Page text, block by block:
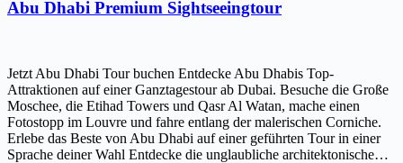
Abu Dhabi Premium Sightseeingtour
Jetzt Abu Dhabi Tour buchen Entdecke Abu Dhabis Top-
Attraktionen auf einer Ganztagestour ab Dubai. Besuche die Große
Moschee, die Etihad Towers und Qasr Al Watan, mache einen
Fotostopp im Louvre und fahre entlang der malerischen Corniche.
Erlebe das Beste von Abu Dhabi auf einer geführten Tour in einer
Sprache deiner Wahl Entdecke die unglaubliche architektonische…